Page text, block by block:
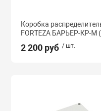
Коробка
FORTEZA БАРЬЕР-КР-М
2 200 руб / шт.